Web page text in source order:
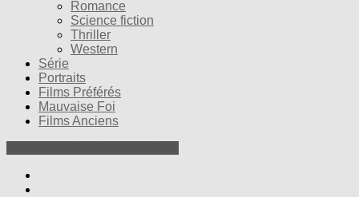
Romance
Science fiction
Thriller
Western
Série
Portraits
Films Préférés
Mauvaise Foi
Films Anciens